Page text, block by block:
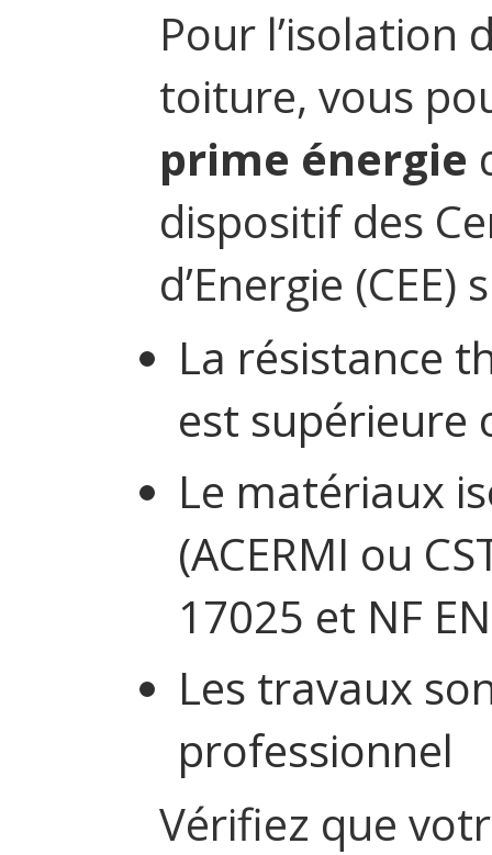
Pour l’isolation
toiture, vous
prime énergie
dispositif des
d’Energie (CEE)
La résistance
est supérieure
Le matériaux
(ACERMI ou
17025 et NF
Les travaux
professionnel
Vérifiez que